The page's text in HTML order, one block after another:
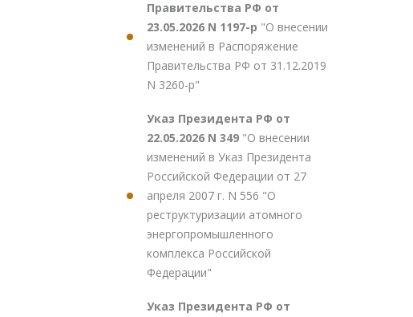
Правительства РФ от
23.05.2026 N 1197-р "О внесении
изменений в Распоряжение
Правительства РФ от 31.12.2019
N 3260-р"
Указ Президента РФ от
22.05.2026 N 349 "О внесении
изменений в Указ Президента
Российской Федерации от 27
апреля 2007 г. N 556 "О
реструктуризации атомного
энергопромышленного
комплекса Российской
Федерации"
Указ Президента РФ от